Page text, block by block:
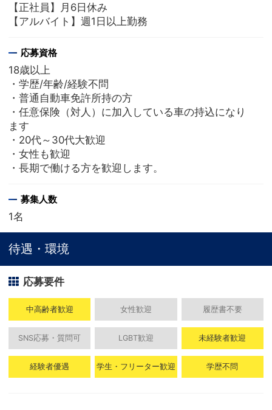
【正社員】月6日休み
【アルバイト】週1日以上勤務
応募資格
18歳以上
・学歴/年齢/経験不問
・普通自動車免許所持の方
・任意保険（対人）に加入している車の持込になり
ます
・20代～30代大歓迎
・女性も歓迎
・長期で働ける方を歓迎します。
募集人数
1名
待遇・環境
応募要件
中高齢者歓迎 女性歓迎 履歴書不要
SNS応募・質問可 LGBT歓迎 未経験者歓迎
経験者優遇 学生・フリーター歓迎 学歴不問